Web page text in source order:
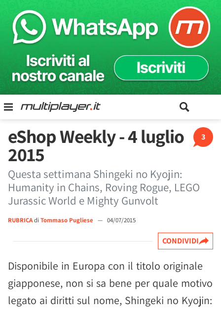
3
eShop Weekly - 4 luglio
2015
Questa settimana Shingeki no Kyojin:
Humanity in Chains, Roving Rogue, LEGO
Jurassic World e Mighty Gunvolt
RUBRICAdi Tommaso Pugliese — 04/07/2015
CONDIVIDI
Disponibile in Europa con il titolo originale
giapponese, non si sa bene per quale motivo
legato ai diritti sul nome, Shingeki no Kyojin: